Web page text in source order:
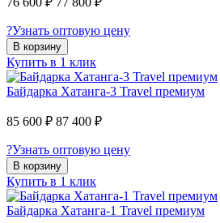
?Узнать оптовую цену
В корзину
Купить в 1 клик
Байдарка Хатанга-3 Travel премиум
85 600 ₽ 87 400 ₽
?Узнать оптовую цену
В корзину
Купить в 1 клик
Байдарка Хатанга-1 Travel премиум